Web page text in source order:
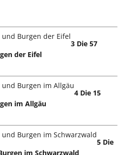
3 Die 57
der Eifel
4 Die 15
im Allgäu
5 Die
im Schwarzwald